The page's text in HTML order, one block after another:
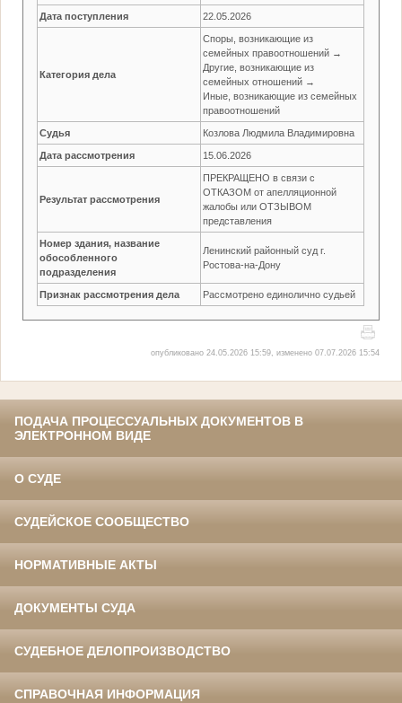
Дата поступления 22.05.2026
Категория дела
Споры, возникающие из
семейных правоотношений →
Другие, возникающие из
семейных отношений →
Иные, возникающие из семейных
правоотношений
Судья Козлова Людмила Владимировна
Дата рассмотрения 15.06.2026
Результат рассмотрения
ПРЕКРАЩЕНО в связи с
ОТКАЗОМ от апелляционной
жалобы или ОТЗЫВОМ
представления
Номер здания, название
обособленного
подразделения
Ленинский районный суд г.
Ростова-на-Дону
Признак рассмотрения дела Рассмотрено единолично судьей
опубликовано 24.05.2026 15:59, изменено 07.07.2026 15:54
ПОДАЧА ПРОЦЕССУАЛЬНЫХ ДОКУМЕНТОВ В
ЭЛЕКТРОННОМ ВИДЕ
О СУДЕ
СУДЕЙСКОЕ СООБЩЕСТВО
НОРМАТИВНЫЕ АКТЫ
ДОКУМЕНТЫ СУДА
СУДЕБНОЕ ДЕЛОПРОИЗВОДСТВО
СПРАВОЧНАЯ ИНФОРМАЦИЯ